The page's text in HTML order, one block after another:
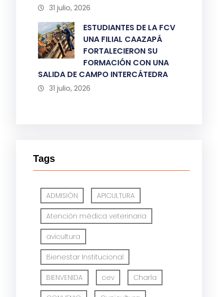
31 julio, 2026
ESTUDIANTES DE LA FCV
UNA FILIAL CAAZAPÁ
FORTALECIERON SU
FORMACIÓN CON UNA
SALIDA DE CAMPO INTERCÁTEDRA
31 julio, 2026
Tags
ADMISIÓN APICULTURA
Atención médica veterinaria
avicultura
Bienestar Institucional
BIENVENIDA cev Charla